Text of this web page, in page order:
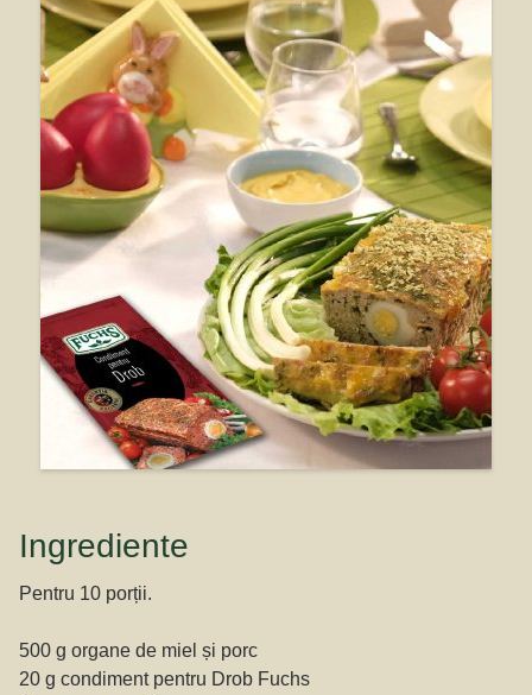
Ingrediente
Pentru 10 porții.
500 g organe de miel și porc
20 g condiment pentru Drob Fuchs